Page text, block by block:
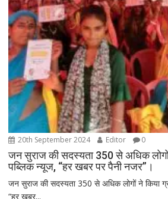
20th September 2024 Editor 0
जन सुराज की सदस्यता 350 से अधिक
पब्लिक न्यूज, “हर खबर पर पैनी नजर”।
जन सुराज की सदस्यता 350 से अधिक लोगों ने किया
“हर खबर...